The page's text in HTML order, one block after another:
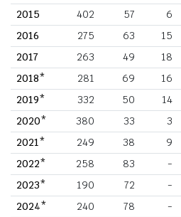
2015
402 57 6
2016
275 63 15
2017
263 49 18
2018*
281 69 16
2019*
332 50 14
2020*
380 33 3
2021*
249 38 9
2022*
258 83 -
2023*
190 72 -
2024*
240 78 -